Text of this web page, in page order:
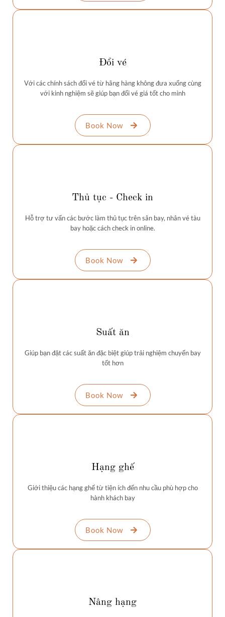
Đổi vé
Với các chính sách đổi vé từ hãng hàng không đưa xuống cùng
với kinh nghiệm sẽ giúp bạn đổi vé giá tốt cho mình
Book Now
Thủ tục - Check in
Hỗ trợ tư vấn các bước làm thủ tục trên sân bay, nhân vé tàu
bay hoặc cách check in online.
Book Now
Suất ăn
Giúp bạn đặt các suất ăn đặc biệt giúp trải nghiệm chuyến bay
tốt hơn
Book Now
Hạng ghế
Giới thiệu các hạng ghế từ tiện ích đến nhu cầu phù hợp cho
hành khách bay
Book Now
Nâng hạng